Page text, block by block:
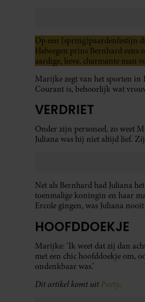
Op een (spring)paardenfestijn
Helwegen prins Bernhard eens
aardige, lieve, charmante man
Marijke zegt van het sporten in
Courant is, behoorlijk wat
VERDRIET
Onder zijn personeel, zo weet
Juliana was hij niet altijd lief. Zij
Net als Bernhard had Juliana
toenmalige koningin en haar
Ercole gingen, was Juliana
HOOFDDOEKJE
Marijke: ‘Ik weet dat zij dan
met een chic hoofddoekje om,
ondenkbaar was.’
Dit artikel komt uitParty.